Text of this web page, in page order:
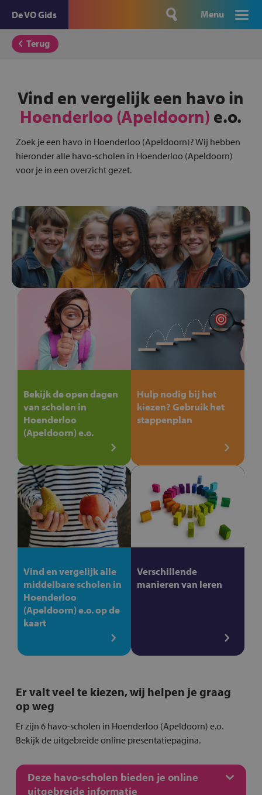
De VO Gids Menu
Terug
Vind en vergelijk een havo in
Hoenderloo (Apeldoorn) e.o.
Zoek je een havo in Hoenderloo (Apeldoorn)? Wij hebben
hieronder alle havo-scholen in Hoenderloo (Apeldoorn)
voor je in een overzicht gezet.
Bekijk de open dagen
van scholen in
Hoenderloo
(Apeldoorn) e.o.
Hulp nodig bij het
kiezen? Gebruik het
stappenplan
Vind en vergelijk alle
middelbare scholen in
Hoenderloo
(Apeldoorn) e.o. op de
kaart
Verschillende
manieren van leren
Er valt veel te kiezen, wij helpen je graag
op weg
Er zijn 6 havo-scholen in Hoenderloo (Apeldoorn) e.o.
Bekijk de uitgebreide online presentatiepagina.
Deze havo-scholen bieden je online
uitgebreide informatie